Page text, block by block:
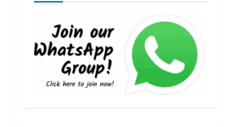
अवसर
5
STATES NEWS
महाराज की राजस्थान के मुख्यमंत्री से
शिष्टाचार भेंट पर्यटन और सांस्कृतिक
गतिविधियों के विस्तार पर हुई चर्चा
August 4, 2026
UTTARAKHAND NEWS